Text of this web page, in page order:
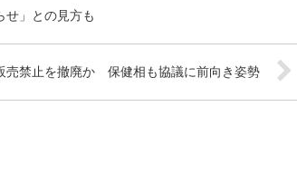
」との見方も
売禁止を撤廃か 保健相も協議に前向き姿勢